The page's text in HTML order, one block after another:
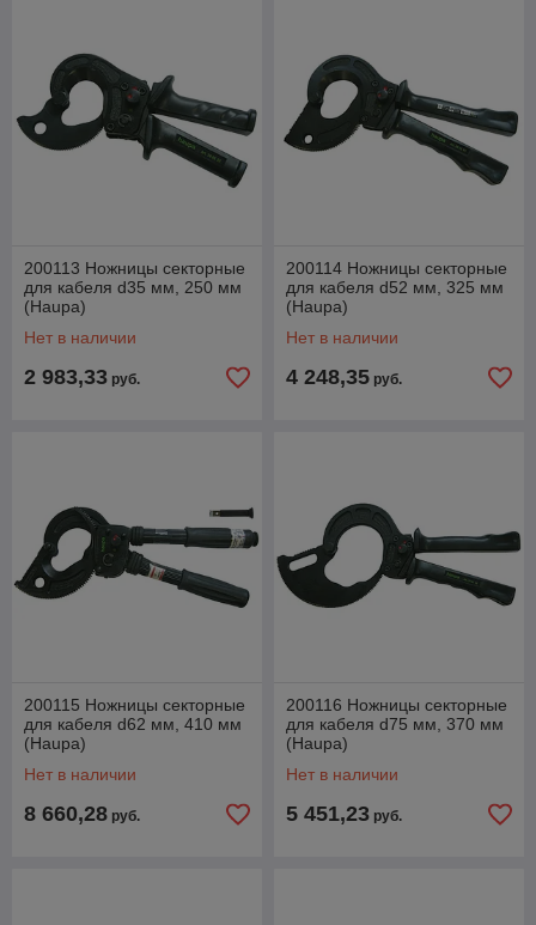
200113 Ножницы секторные
для кабеля d35 мм, 250 мм
(Haupa)
Нет в наличии
2 983,33 руб.
200114 Ножницы секторные
для кабеля d52 мм, 325 мм
(Haupa)
Нет в наличии
4 248,35 руб.
200115 Ножницы секторные
для кабеля d62 мм, 410 мм
(Haupa)
Нет в наличии
8 660,28 руб.
200116 Ножницы секторные
для кабеля d75 мм, 370 мм
(Haupa)
Нет в наличии
5 451,23 руб.